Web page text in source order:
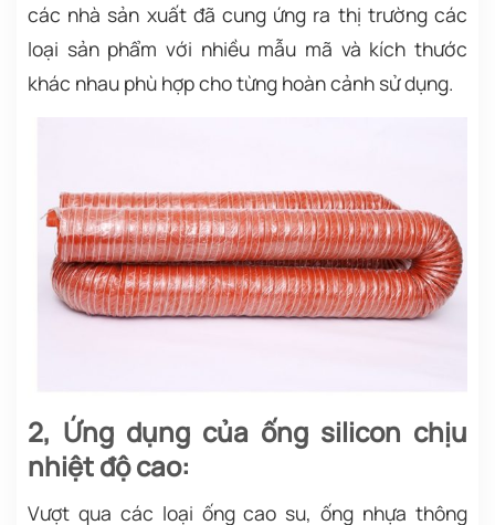
các nhà sản xuất đã cung ứng ra thị trường các
loại sản phẩm với nhiều mẫu mã và kích thước
khác nhau phù hợp cho từng hoàn cảnh sử dụng.
2, Ứng dụng của ống silicon chịu
nhiệt độ cao:
Vượt qua các loại ống cao su, ống nhựa thông